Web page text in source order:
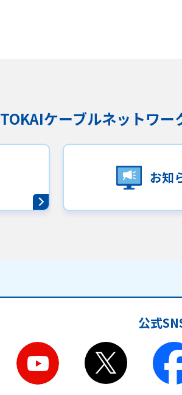
沿革
決算公告・電子
自治体様・事業
ス
TOKAIケーブルネットワー
お知
公式